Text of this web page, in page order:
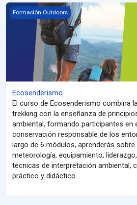
Ecosenderismo
Formación Outdoors
Ecosenderismo
El curso de Ecosenderismo combina
trekking con la enseñanza de
ambiental, formando participantes en
conservación responsable de los
largo de 6 módulos, aprenderás
meteorología, equipamiento,
técnicas de interpretación ambiental,
práctico y didáctico.